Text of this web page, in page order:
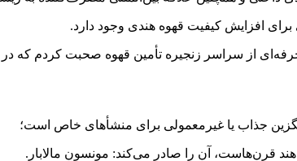
افزایش کیفیت قهوه هندی وجود دارد.
از سراسر زنجیره تأمین قهوه صحبت کردم که در
جذاب یا غیرمعمولی برای منشأهای خاص است؛
قرن‌هاست، آن را صادر می‌کند: مونسون مالابار.